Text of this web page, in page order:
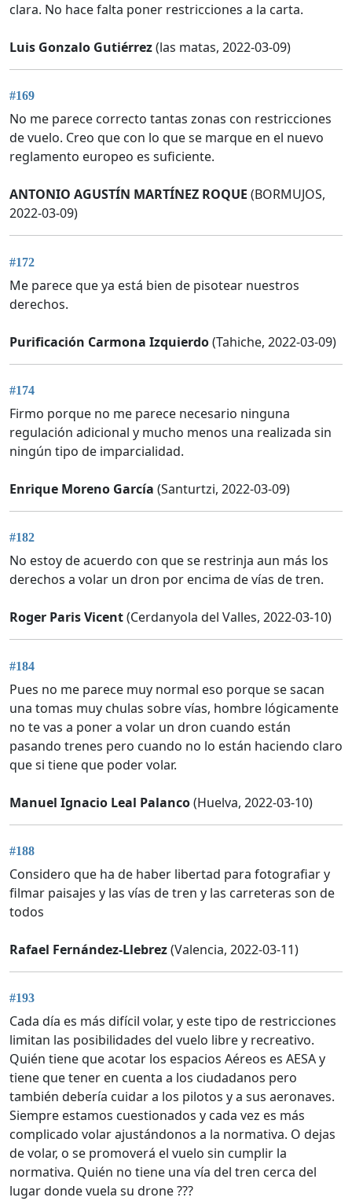
clara. No hace falta poner restricciones a la carta.
Luis Gonzalo Gutiérrez(las matas, 2022-03-09)
#169
No me parece correcto tantas zonas con restricciones
de vuelo. Creo que con lo que se marque en el nuevo
reglamento europeo es suficiente.
ANTONIO AGUSTÍN MARTÍNEZ ROQUE (BORMUJOS,
2022-03-09)
#172
Me parece que ya está bien de pisotear nuestros
derechos.
Purificación Carmona Izquierdo(Tahiche, 2022-03-09)
#174
Firmo porque no me parece necesario ninguna
regulación adicional y mucho menos una realizada sin
ningún tipo de imparcialidad.
Enrique Moreno García (Santurtzi, 2022-03-09)
#182
No estoy de acuerdo con que se restrinja aun más los
derechos a volar un dron por encima de vías de tren.
Roger Paris Vicent(Cerdanyola del Valles, 2022-03-10)
#184
Pues no me parece muy normal eso porque se sacan
una tomas muy chulas sobre vías, hombre lógicamente
no te vas a poner a volar un dron cuando están
pasando trenes pero cuando no lo están haciendo claro
que si tiene que poder volar.
Manuel Ignacio Leal Palanco(Huelva, 2022-03-10)
#188
Considero que ha de haber libertad para fotografiar y
filmar paisajes y las vías de tren y las carreteras son de
todos
Rafael Fernández-Llebrez(Valencia, 2022-03-11)
#193
Cada día es más difícil volar, y este tipo de restricciones
limitan las posibilidades del vuelo libre y recreativo.
Quién tiene que acotar los espacios Aéreos es AESA y
tiene que tener en cuenta a los ciudadanos pero
también debería cuidar a los pilotos y a sus aeronaves.
Siempre estamos cuestionados y cada vez es más
complicado volar ajustándonos a la normativa. O dejas
de volar, o se promoverá el vuelo sin cumplir la
normativa. Quién no tiene una vía del tren cerca del
lugar donde vuela su drone ???